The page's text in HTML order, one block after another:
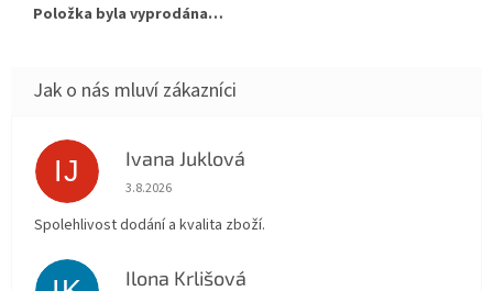
Položka byla vyprodána…
IJ Ivana Juklová
Hodnocení obchodu je 5 z 5 hvězdiček.
3.8.2026
Spolehlivost dodání a kvalita zboží.
Ilona Krlišová